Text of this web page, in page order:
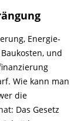
Energie-
und
Wie kann man
die
Das Gesetz